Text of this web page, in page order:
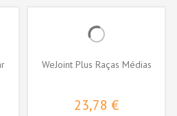
WeJoint Plus Raças Médias
23,78 €